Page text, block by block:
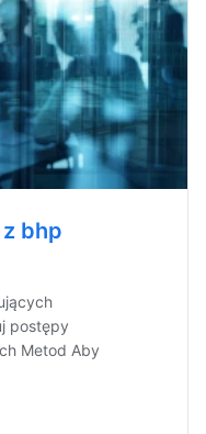
bhp
postępy
Metod Aby